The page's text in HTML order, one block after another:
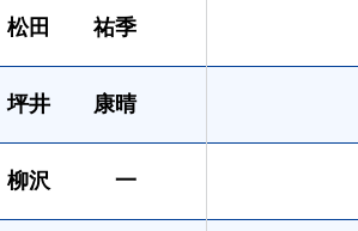
松田 祐季
坪井 康晴
柳沢 一